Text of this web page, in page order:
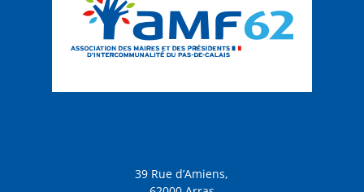
39 Rue d’Amiens,